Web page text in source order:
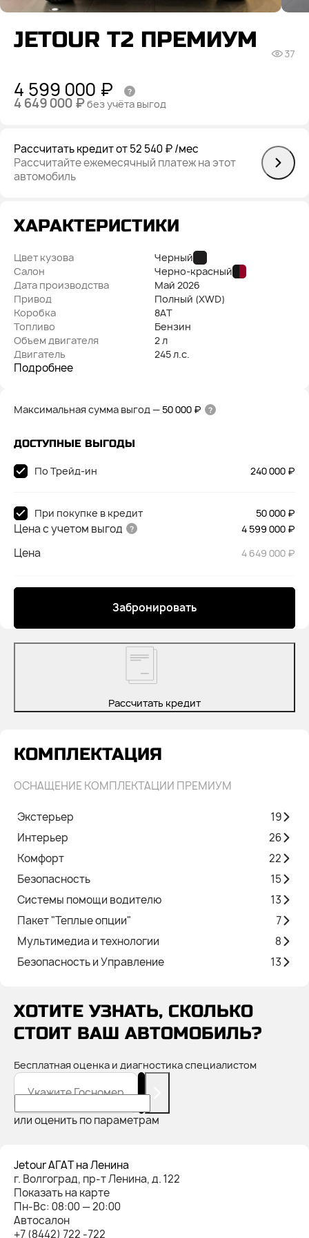
JETOUR T2 ПРЕМИУМ
37
4 599 000 ₽
4 649 000 ₽без учёта выгод
Рассчитать кредитот 52 540 ₽/мес
Рассчитайте ежемесячный платеж на этот
автомобиль
ХАРАКТЕРИСТИКИ
Цвет кузова
Черный
Салон
Черно-красный
Дата производства
Май 2026
Привод
Полный (XWD)
Коробка
8AT
Топливо
Бензин
Объем двигателя
2 л
Двигатель
245 л.с.
Подробнее
Максимальная сумма выгод — 50 000 ₽
ДОСТУПНЫЕ ВЫГОДЫ
240 000 ₽
По Трейд-ин
50 000 ₽
При покупке в кредит
Цена с учетом выгод 4 599 000 ₽
Цена 4 649 000 ₽
Забронировать
Рассчитать кредит
КОМПЛЕКТАЦИЯ
ОСНАЩЕНИЕ КОМПЛЕКТАЦИИ ПРЕМИУМ
Экстерьер
19
Интерьер
26
Комфорт
22
Безопасность
15
Системы помощи водителю
13
Пакет "Теплые опции"
7
Мультимедиа и технологии
8
Безопасность и Управление
13
ХОТИТЕ УЗНАТЬ, СКОЛЬКО
СТОИТ ВАШ АВТОМОБИЛЬ?
Бесплатная оценка и диагностика специалистом
Укажите Госномер
или оценить по параметрам
Jetour АГАТ на Ленина
г. Волгоград, пр-т Ленина, д. 122
Показать на карте
Пн-Вс: 08:00 — 20:00
Автосалон
+7 (8442) 722 -722